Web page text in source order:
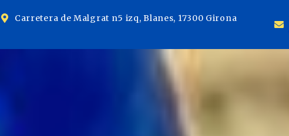
Carretera de Malgrat n5 izq, Blanes, 17300 Girona